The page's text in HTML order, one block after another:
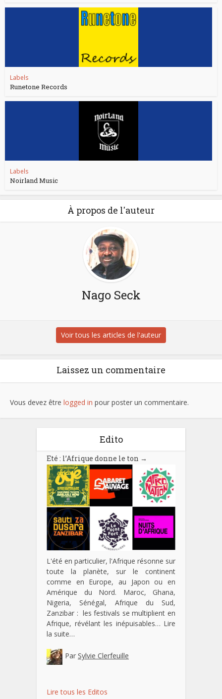
Labels
Runetone Records
Labels
Noirland Music
À propos de l'auteur
Nago Seck
Voir tous les articles de l'auteur
Laissez un commentaire
Vous devez être logged in pour poster un commentaire.
Edito
Eté : l’Afrique donne le ton →
L'été en particulier, l'Afrique résonne sur
toute la planète, sur le continent
comme en Europe, au Japon ou en
Amérique du Nord. Maroc, Ghana,
Nigeria, Sénégal, Afrique du Sud,
Zanzibar : les festivals se multiplient en
Afrique, révélant les inépuisables… Lire
la suite…
Par Sylvie Clerfeuille
Lire tous les Editos